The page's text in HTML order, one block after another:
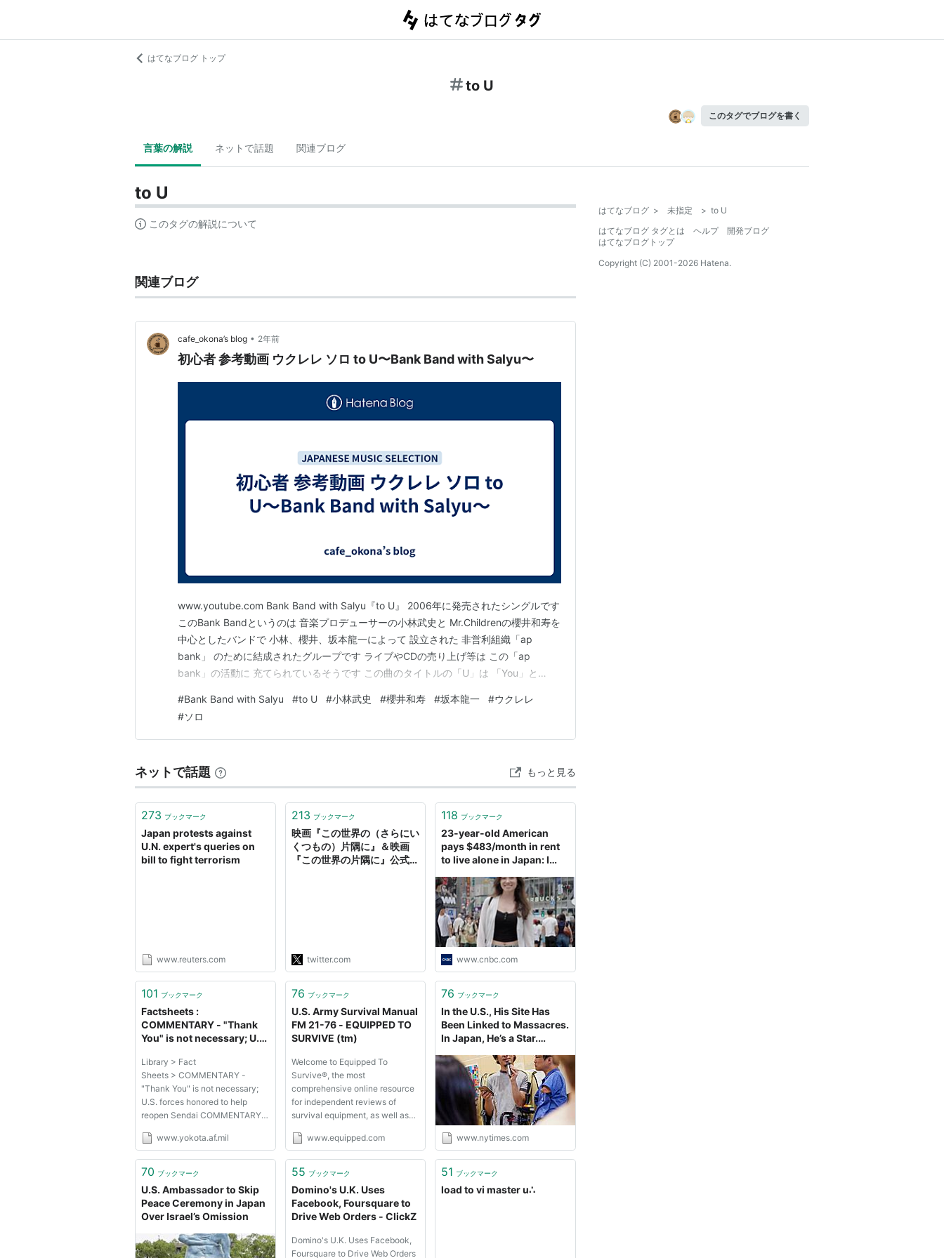
はてなブログ トップ
to U
このタグでブログを書く
言葉の解説 ネットで話題 関連ブログ
to U
このタグの解説について
関連ブログ
cafe_okona’s blog • 2年前
初心者 参考動画 ウクレレ ソロ to U〜Bank Band with Salyu〜
www.youtube.com Bank Band with Salyu『to U』 2006年に発売されたシングルです
このBank Bandというのは 音楽プロデューサーの小林武史と Mr.Childrenの櫻井和寿を
中心としたバンドで 小林、櫻井、坂本龍一によって 設立された 非営利組織「ap
bank」 のために結成されたグループです ライブやCDの売り上げ等は この「ap
bank」の活動に 充てられているそうです この曲のタイトルの「U」は 「You」と
中で感じたことや 2004年に起…
#Bank Band with Salyu #to U #小林武史 #櫻井和寿 #坂本龍一 #ウクレレ
#ソロ
ネットで話題 もっと見る
273 ブックマーク
Japan protests against
U.N. expert's queries on
bill to fight terrorism
www.reuters.com
213 ブックマーク
映画『この世界の（さらにい
くつもの）片隅に』＆映画
『この世界の片隅に』公式
が、当委員会は当該ドラマの
内容・表現等につき、映画に
関する設定の提供を含め、…
https://t.co/UKZIjbt97u"
twitter.com
118 ブックマーク
23-year-old American
pays $483/month in rent
to live alone in Japan: I
something like this' in the
U.S.
www.cnbc.com
101 ブックマーク
Factsheets :
COMMENTARY - "Thank
You" is not necessary; U.S.
reopen Sendai
Library > Fact
Sheets > COMMENTARY -
"Thank You" is not necessary;
U.S. forces honored to help
reopen Sendai COMMENTARY -
U.S. forces honored to help
Printable Fact Sheet ４月３日、
０メートルほど離れた砂浜で...
www.yokota.af.mil
76 ブックマーク
U.S. Army Survival Manual
FM 21-76 - EQUIPPED TO
SURVIVE (tm)
Welcome to Equipped To
Survive®, the most
comprehensive online resource
for independent reviews of
survival equipment, as well as
information. Click here to check
Survive® has to offer. The
is published...
www.equipped.com
76 ブックマーク
In the U.S., His Site Has
Been Linked to Massacres.
In Japan, He’s a Star.
www.nytimes.com
70 ブックマーク
U.S. Ambassador to Skip
Peace Ceremony in Japan
Over Israel’s Omission
55 ブックマーク
Domino's U.K. Uses
Facebook, Foursquare to
Drive Web Orders - ClickZ
Domino's U.K. Uses Facebook,
Foursquare to Drive Web Orders
51 ブックマーク
load to vi master u∴
はてなブログ > 未指定 > to U
はてなブログ タグとは
ヘルプ
開発ブログ
はてなブログトップ
Copyright (C) 2001-2026 Hatena.